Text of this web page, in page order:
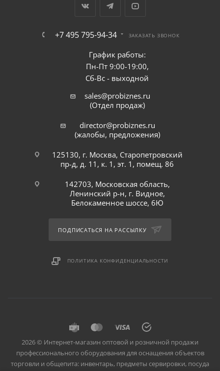
+7 495 795-94-34 ЗАКАЗАТЬ ЗВОНОК
График работы:
Пн-Пт 9:00-19:00,
Сб-Вс - выходной
sales@probiznes.ru
(Отдел продаж)
director@probiznes.ru
(жалобы, предложения)
125130, г. Москва, Старопетровский
пр-д, д. 11, к. 1, эт. 1, помещ. 86
142703, Московская область,
Ленинский р-н, г. Видное,
Белокаменное шоссе, 6Ю
ПОДПИСАТЬСЯ НА РАССЫЛКУ
ПОЛИТИКА КОНФИДЕНЦИАЛЬНОСТИ
2026 © Интернет-магазин оптовой и розничной продажи
профессионального оборудования для оснащения объектов
торговли и общепита: инвентарь, предметы сервировки, посуда